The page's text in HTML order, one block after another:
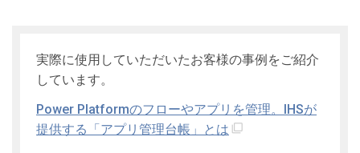
実際に使用していただいたお客様の事例をご紹介
しています。
Power Platformのフローやアプリを管理。IHSが
提供する「アプリ管理台帳」とは